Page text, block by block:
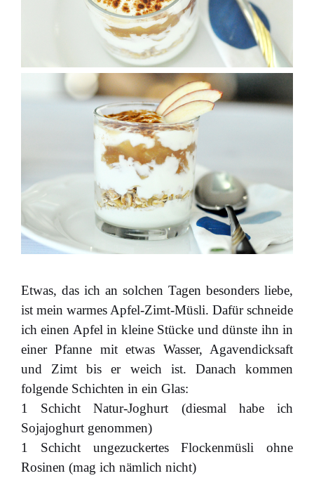
Etwas, das ich an solchen Tagen besonders liebe,
ist mein warmes Apfel-Zimt-Müsli. Dafür schneide
ich einen Apfel in kleine Stücke und dünste ihn in
einer Pfanne mit etwas Wasser, Agavendicksaft
und Zimt bis er weich ist. Danach kommen
folgende Schichten in ein Glas:
1 Schicht Natur-Joghurt (diesmal habe ich
Sojajoghurt genommen)
1 Schicht ungezuckertes Flockenmüsli ohne
Rosinen (mag ich nämlich nicht)